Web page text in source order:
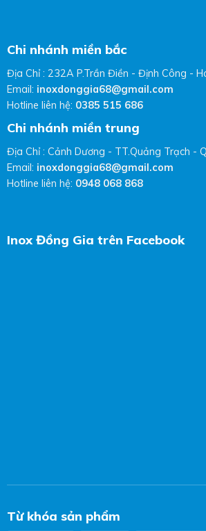
Chi nhánh miền bắc
Địa Chỉ : 232A P.Trần Điền - Định Công -
Email: inoxdonggia68@gmail.com
Hotline liên hệ: 0385 515 686
Chi nhánh miền trung
Địa Chỉ : Cảnh Dương - TT.Quảng Trạch -
Email: inoxdonggia68@gmail.com
Hotline liên hệ: 0948 068 868
Inox Đồng Gia trên Facebook
Từ khóa sản phẩm